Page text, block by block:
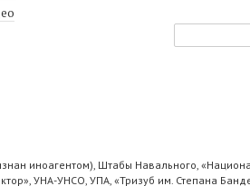
иноагентом), Штабы Навального,
УНА-УНСО, УПА, «Тризуб им. Степана